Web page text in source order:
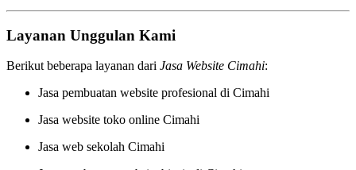
Layanan Unggulan Kami
Berikut beberapa layanan dari Jasa Website Cimahi:
Jasa pembuatan website profesional di Cimahi
Jasa website toko online Cimahi
Jasa web sekolah Cimahi